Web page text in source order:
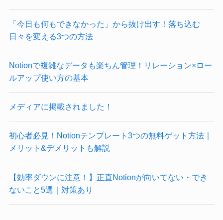
「今日も何もできなかった」から抜け出す！落ち込む
日々を変える3つの方法
Notionで複雑なデータも楽ちん管理！リレーション×ロー
ルアップ使い方の基本
メディアに掲載されました！
初心者必見！Notionテンプレート3つの無料ゲット方法｜
メリット&デメリットも解説
【効率ダウンに注意！】正直Notionが向いてない・でき
ないこと5選｜対策あり